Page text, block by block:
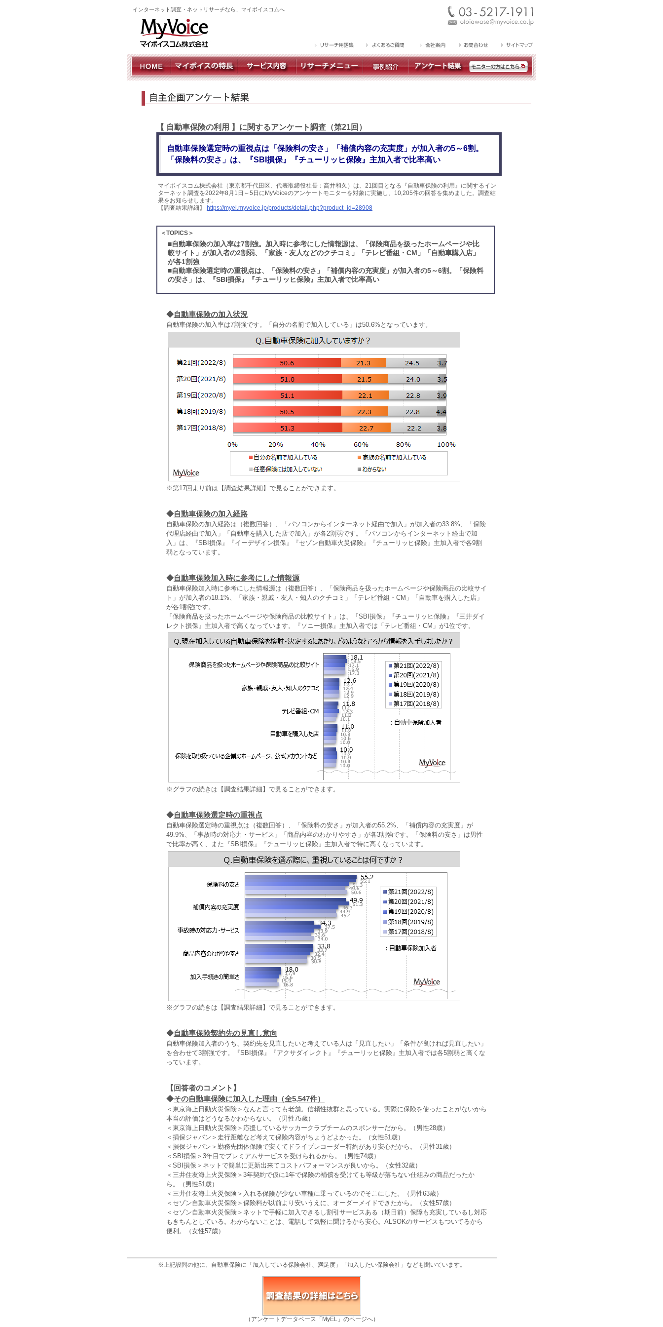
インターネット調査・ネットリサーチなら、マイボイスコムへ
【 自動車保険の利用 】に関するアンケート調査（第21回）
自動車保険選定時の重視点は「保険料の安さ」「補償内容の充実度」が加入者の5～6割。
「保険料の安さ」は、『SBI損保』『チューリッヒ保険』主加入者で比率高い
マイボイスコム株式会社（東京都千代田区、代表取締役社長：高井和久）は、21回目となる『自動車保険の利用』に関するイン
ターネット調査を2022年8月1日～5日にMyVoiceのアンケートモニターを対象に実施し、10,205件の回答を集めました。調査結
果をお知らせします。
【調査結果詳細】
https://myel.myvoice.jp/products/detail.php?product_id=28908
＜TOPICS＞
■自動車保険の加入率は7割強。加入時に参考にした情報源は、「保険商品を扱ったホームページや比
較サイト」が加入者の2割弱、「家族・友人などのクチコミ」「テレビ番組・CM」「自動車購入店」
が各1割強
■自動車保険選定時の重視点は、「保険料の安さ」「補償内容の充実度」が加入者の5～6割。「保険料
の安さ」は、『SBI損保』『チューリッヒ保険』主加入者で比率高い
◆自動車保険の加入状況
自動車保険の加入率は7割強です。「自分の名前で加入している」は50.6%となっています。
※第17回より前は【調査結果詳細】で見ることができます。
◆自動車保険の加入経路
自動車保険の加入経路は（複数回答）、「パソコンからインターネット経由で加入」が加入者の33.8%、「保険
代理店経由で加入」「自動車を購入した店で加入」が各2割弱です。「パソコンからインターネット経由で加
入」は、『SBI損保』『イーデザイン損保』『セゾン自動車火災保険』『チューリッヒ保険』主加入者で各9割
弱となっています。
◆自動車保険加入時に参考にした情報源
自動車保険加入時に参考にした情報源は（複数回答）、「保険商品を扱ったホームページや保険商品の比較サイ
ト」が加入者の18.1%、「家族・親戚・友人・知人のクチコミ」「テレビ番組・CM」「自動車を購入した店」
が各1割強です。
「保険商品を扱ったホームページや保険商品の比較サイト」は、『SBI損保』『チューリッヒ保険』『三井ダイ
レクト損保』主加入者で高くなっています。『ソニー損保』主加入者では「テレビ番組・CM」が1位です。
※グラフの続きは【調査結果詳細】で見ることができます。
◆自動車保険選定時の重視点
自動車保険選定時の重視点は（複数回答）、「保険料の安さ」が加入者の55.2%、「補償内容の充実度」が
49.9%、「事故時の対応力・サービス」「商品内容のわかりやすさ」が各3割強です。「保険料の安さ」は男性
で比率が高く、また『SBI損保』『チューリッヒ保険』主加入者で特に高くなっています。
※グラフの続きは【調査結果詳細】で見ることができます。
◆自動車保険契約先の見直し意向
自動車保険加入者のうち、契約先を見直したいと考えている人は「見直したい」「条件が良ければ見直したい」
を合わせて3割強です。『SBI損保』『アクサダイレクト』『チューリッヒ保険』主加入者では各5割弱と高くな
っています。
【回答者のコメント】
◆その自動車保険に加入した理由（全5,547件）
＜東京海上日動火災保険＞なんと言っても老舗。信頼性抜群と思っている。実際に保険を使ったことがないから
本当の評価はどうなるかわからない。（男性75歳）
＜東京海上日動火災保険＞応援しているサッカークラブチームのスポンサーだから。（男性28歳）
＜損保ジャパン＞走行距離など考えて保険内容がちょうどよかった。（女性51歳）
＜損保ジャパン＞勤務先団体保険で安くてドライブレコーダー特約があり安心だから。（男性31歳）
＜SBI損保＞3年目でプレミアムサービスを受けられるから。（男性74歳）
＜SBI損保＞ネットで簡単に更新出来てコストパフォーマンスが良いから。（女性32歳）
＜三井住友海上火災保険＞3年契約で仮に1年で保険の補償を受けても等級が落ちない仕組みの商品だったか
ら。（男性51歳）
＜三井住友海上火災保険＞入れる保険が少ない車種に乗っているのでそこにした。（男性63歳）
＜セゾン自動車火災保険＞保険料が以前より安いうえに、オーダーメイドできたから。（女性57歳）
＜セゾン自動車火災保険＞ネットで手軽に加入できるし割引サービスある（期日前）保障も充実しているし対応
もきちんとしている。わからないことは、電話して気軽に聞けるから安心。ALSOKのサービスもついてるから
便利。（女性57歳）
※上記設問の他に、自動車保険に「加入している保険会社、満足度」「加入したい保険会社」なども聞いています。
（アンケートデータベース「MyEL」のページへ）